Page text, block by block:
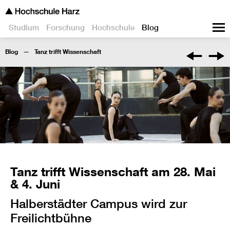
Studium Forschung Hochschule Blog
Blog Tanz trifft Wissenschaft
Tanz trifft Wissenschaft am 28. Mai
& 4. Juni
Halberstädter Campus wird zur
Freilichtbühne